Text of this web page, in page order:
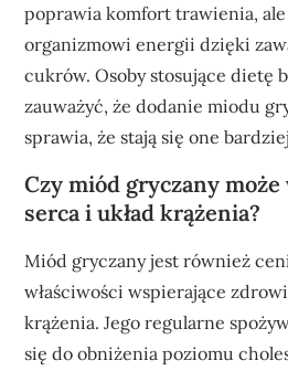
poprawia komfort trawienia,
organizmowi energii dzięki
cukrów. Osoby stosujące dietę
zauważyć, że dodanie miodu
sprawia, że stają się one
Czy miód gryczany
serca i układ krążenia?
Miód gryczany jest również
właściwości wspierające
krążenia. Jego regularne
się do obniżenia poziomu